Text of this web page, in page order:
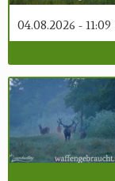
04.08.2026 - 11:09